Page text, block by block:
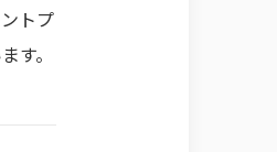
トプ
す。